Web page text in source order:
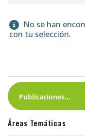
No se han
con tu selección.
Áreas Temáticas